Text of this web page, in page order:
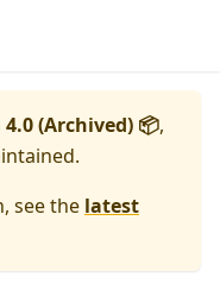
4.0 (Archived) 📦,
see the latest